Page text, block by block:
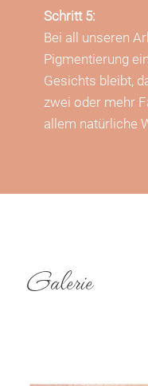
Schritt 5:
Bei all unseren
Pigmentierung
Gesichts bleibt,
zwei oder mehr
allem natürliche
Galerie